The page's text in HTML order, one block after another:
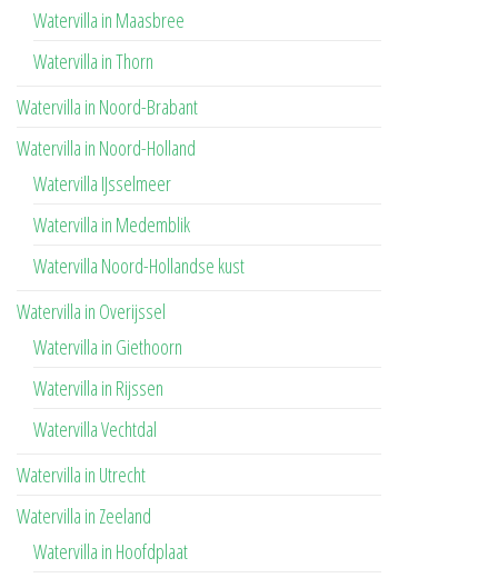
Watervilla in Maasbree
Watervilla in Thorn
Watervilla in Noord-Brabant
Watervilla in Noord-Holland
Watervilla IJsselmeer
Watervilla in Medemblik
Watervilla Noord-Hollandse kust
Watervilla in Overijssel
Watervilla in Giethoorn
Watervilla in Rijssen
Watervilla Vechtdal
Watervilla in Utrecht
Watervilla in Zeeland
Watervilla in Hoofdplaat